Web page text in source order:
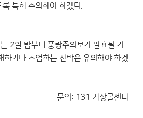
특히 주의해야 하겠다.
2일 밤부터 풍랑주의보가 발효될 가
하거나 조업하는 선박은 유의해야 하겠
문의: 131 기상콜센터